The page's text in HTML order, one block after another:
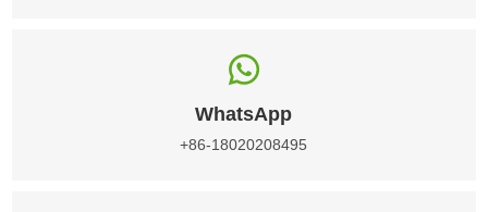
WhatsApp
+86-18020208495